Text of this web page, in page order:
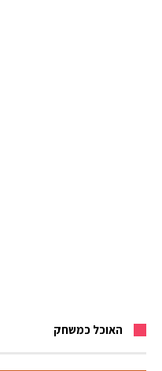
האוכל כמשחק